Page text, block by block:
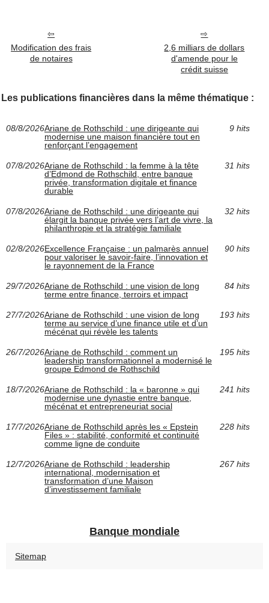
Modification des frais
de notaires
2,6 milliars de dollars
d'amende pour le
crédit suisse
Les publications financières dans la même thématique :
08/8/2026Ariane de Rothschild : une dirigeante qui
modernise une maison financière tout en
renforçant l’engagement
9 hits
07/8/2026Ariane de Rothschild : la femme à la tête
d’Edmond de Rothschild, entre banque
privée, transformation digitale et finance
durable
31 hits
07/8/2026Ariane de Rothschild : une dirigeante qui
élargit la banque privée vers l’art de vivre, la
philanthropie et la stratégie familiale
32 hits
02/8/2026Excellence Française : un palmarès annuel
pour valoriser le savoir-faire, l’innovation et
le rayonnement de la France
90 hits
29/7/2026Ariane de Rothschild : une vision de long
terme entre finance, terroirs et impact
84 hits
27/7/2026Ariane de Rothschild : une vision de long
terme au service d’une finance utile et d’un
mécénat qui révèle les talents
193 hits
26/7/2026Ariane de Rothschild : comment un
leadership transformationnel a modernisé le
groupe Edmond de Rothschild
195 hits
18/7/2026Ariane de Rothschild : la « baronne » qui
modernise une dynastie entre banque,
mécénat et entrepreneuriat social
241 hits
17/7/2026Ariane de Rothschild après les « Epstein
Files » : stabilité, conformité et continuité
comme ligne de conduite
228 hits
12/7/2026Ariane de Rothschild : leadership
international, modernisation et
transformation d’une Maison
d’investissement familiale
267 hits
Banque mondiale
Sitemap